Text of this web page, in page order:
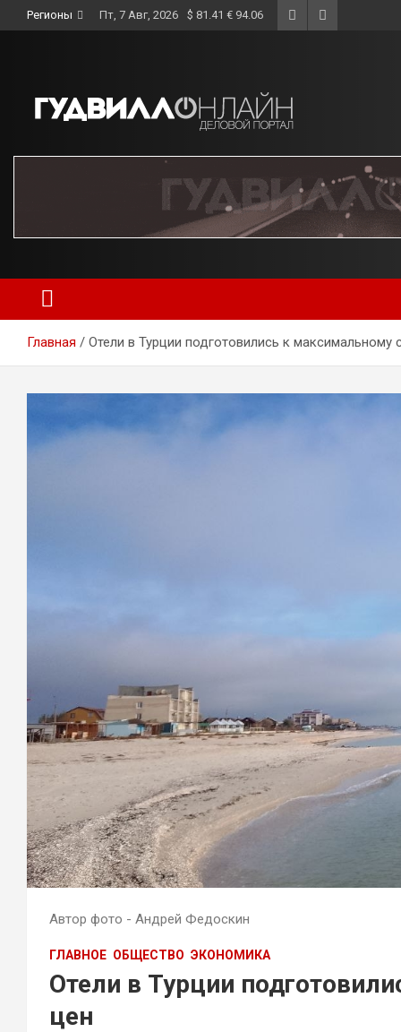
to
Регионы Пт, 7 Авг, 2026 $ 81.41 € 94.06
Главная Отели в Турции подготовились к максимальному
Автор фото - Андрей Федоскин
ГЛАВНОЕ ОБЩЕСТВО ЭКОНОМИКА
Отели в Турции
цен